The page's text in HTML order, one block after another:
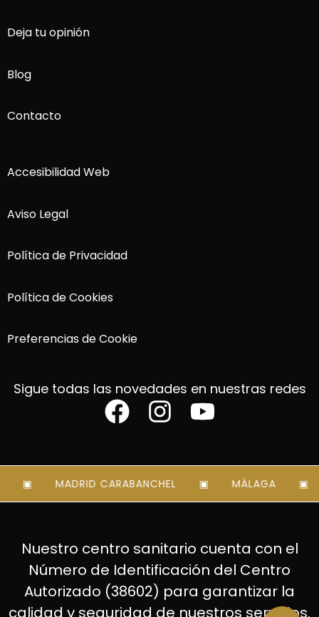
Deja tu opinión
Blog
Contacto
Accesibilidad Web
Aviso Legal
Política de Privacidad
Política de Cookies
Preferencias de Cookie
Sigue todas las novedades en nuestras redes
MADRID CARABANCHEL MÁLAGA
Nuestro centro sanitario cuenta con el
Número de Identificación del Centro
Autorizado (38602) para garantizar la
calidad y seguridad de nuestros servicios.